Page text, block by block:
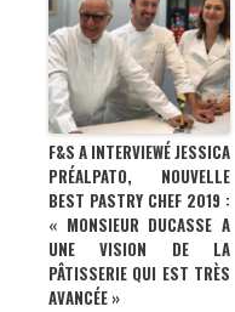
F&S A INTERVIEWÉ JESSICA
PRÉALPATO, NOUVELLE
BEST PASTRY CHEF 2019 :
« MONSIEUR DUCASSE A
UNE VISION DE LA
PÂTISSERIE QUI EST TRÈS
AVANCÉE »